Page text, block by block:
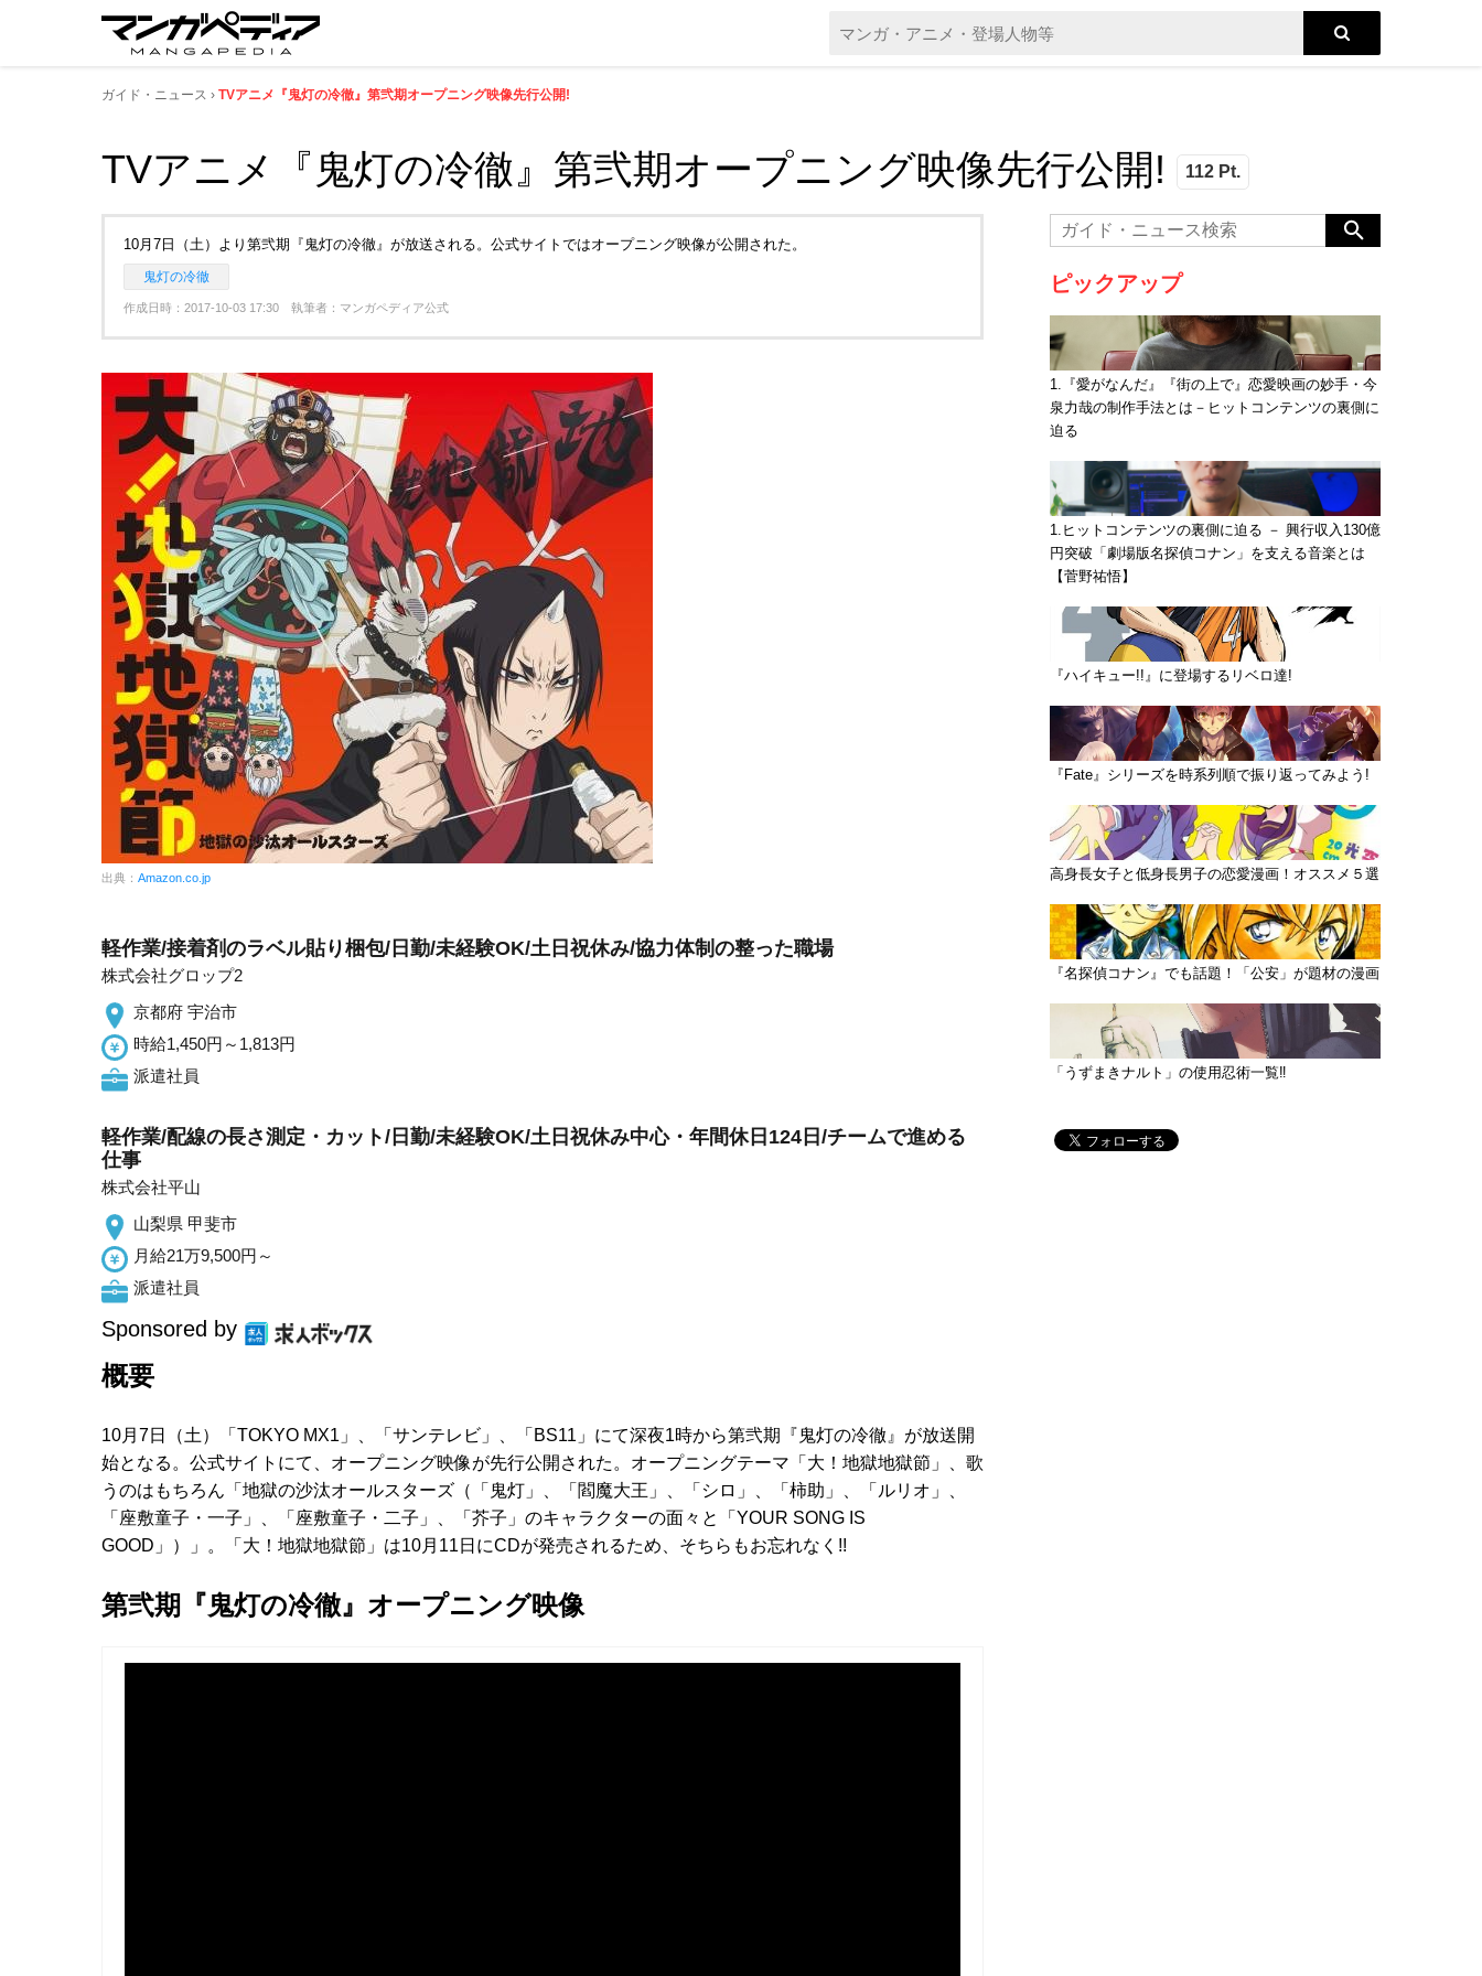
ガイド・ニュース TVアニメ『鬼灯の冷徹』第弐期オープニング映像先行公開!
TVアニメ『鬼灯の冷徹』第弐期オープニング映像先行公開! 112 Pt.
10月7日（土）より第弐期『鬼灯の冷徹』が放送される。公式サイトではオープニング映像が公開された。
鬼灯の冷徹
作成日時：2017-10-03 17:30 執筆者：マンガペディア公式
出典： Amazon.co.jp
軽作業/接着剤のラベル貼り梱包/日勤/未経験OK/土日祝休み/協力体制の整った職場
株式会社グロップ2
京都府 宇治市
時給1,450円～1,813円
派遣社員
軽作業/配線の長さ測定・カット/日勤/未経験OK/土日祝休み中心・年間休日124日/チームで進める
仕事
株式会社平山
山梨県 甲斐市
月給21万9,500円～
派遣社員
Sponsored by
概要
10月7日（土）「TOKYO MX1」、「サンテレビ」、「BS11」にて深夜1時から第弐期『鬼灯の冷徹』が放送開
始となる。公式サイトにて、オープニング映像が先行公開された。オープニングテーマ「大！地獄地獄節」、歌
うのはもちろん「地獄の沙汰オールスターズ（「鬼灯」、「閻魔大王」、「シロ」、「柿助」、「ルリオ」、
「座敷童子・一子」、「座敷童子・二子」、「芥子」のキャラクターの面々と「YOUR SONG IS
GOOD」）」。「大！地獄地獄節」は10月11日にCDが発売されるため、そちらもお忘れなく!!
第弐期『鬼灯の冷徹』オープニング映像
ピックアップ
1.『愛がなんだ』『街の上で』恋愛映画の妙手・今
泉力哉の制作手法とは－ヒットコンテンツの裏側に
迫る
1.ヒットコンテンツの裏側に迫る － 興行収入130億
円突破「劇場版名探偵コナン」を支える音楽とは
【菅野祐悟】
『ハイキュー!!』に登場するリベロ達!
『Fate』シリーズを時系列順で振り返ってみよう!
高身長女子と低身長男子の恋愛漫画！オススメ５選
『名探偵コナン』でも話題！「公安」が題材の漫画
「うずまきナルト」の使用忍術一覧‼